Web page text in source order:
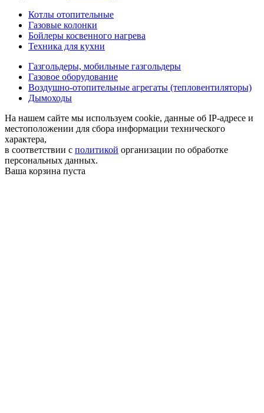
Котлы отопительные
Газовые колонки
Бойлеры косвенного нагрева
Техника для кухни
Газгольдеры, мобильные газгольдеры
Газовое оборудование
Воздушно-отопительные агрегаты (тепловентиляторы)
Дымоходы
На нашем сайте мы используем cookie, данные об IP-адресе и
местоположении для сбора информации технического
характера,
в соответствии с политикой организации по обработке
персональных данных.
Ваша корзина пуста